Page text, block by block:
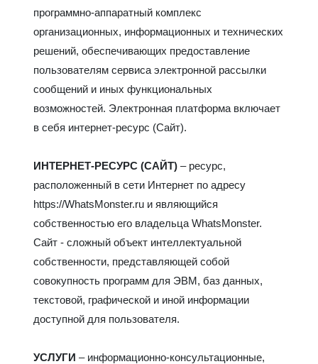
программно-аппаратный комплекс
организационных, информационных и технических
решений, обеспечивающих предоставление
пользователям сервиса электронной рассылки
сообщений и иных функциональных
возможностей. Электронная платформа включает
в себя интернет-ресурс (Сайт).
ИНТЕРНЕТ-РЕСУРС (САЙТ) – ресурс,
расположенный в сети Интернет по адресу
https://WhatsMonster.ru и являющийся
собственностью его владельца WhatsMonster.
Сайт - сложный объект интеллектуальной
собственности, представляющей собой
совокупность программ для ЭВМ, баз данных,
текстовой, графической и иной информации
доступной для пользователя.
УСЛУГИ – информационно-консультационные,